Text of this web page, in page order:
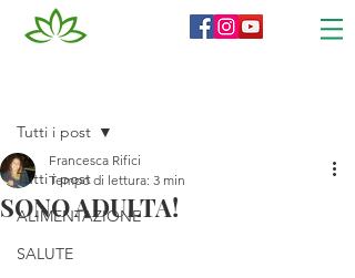
Tutti i post
ALIMENTAZIONE
SALUTE
Tutti i post
SONO ADULTA!
Francesca Rifici
Tempo di lettura: 3 min